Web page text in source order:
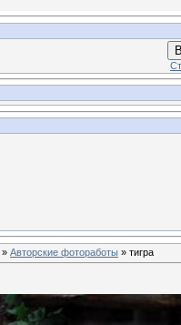
» Авторские фотоработы » тигра